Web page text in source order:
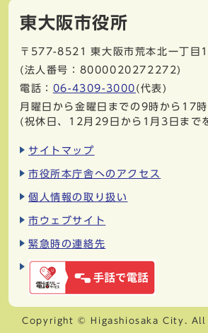
東大阪市役所
〒577-8521
東大阪市荒本北一丁目
(法人番号：8000020272272)
電話： 06-4309-3000 (代表)
月曜日から金曜日までの9時から17
(祝休日、12月29日から1月3日まで
サイトマップ
市役所本庁舎へのアクセス
個人情報の取り扱い
市ウェブサイト
緊急時の連絡先
Copyright © Higashiosaka City. All